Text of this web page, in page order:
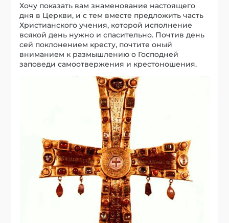
Хочу показать вам знаменование настоящего
дня в Церкви, и с тем вместе предложить часть
Христианского учения, которой исполнение
всякой день нужно и спасительно. Почтив день
сей поклонением кресту, почтите оный
вниманием к размышлению о Господней
заповеди самоотвержения и крестоношения.